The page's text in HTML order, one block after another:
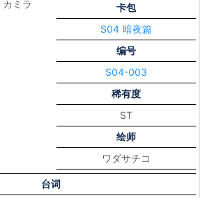
卡包
S04 暗夜篇
编号
S04-003
稀有度
ST
绘师
ワダサチコ
台词